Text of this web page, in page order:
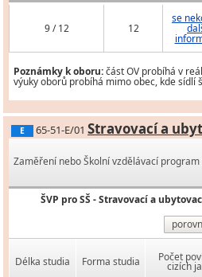
9 / 12 12
se
Poznámky k oboru:část OV probíhá v
výuky oborů probíhá mimo obec, kde sídlí
E 65-51-E/01 Stravovací a
Zaměření nebo Školní vzdělávací program
ŠVP pro SŠ - Stravovací a
Délka studia Forma studia Počet
cizích